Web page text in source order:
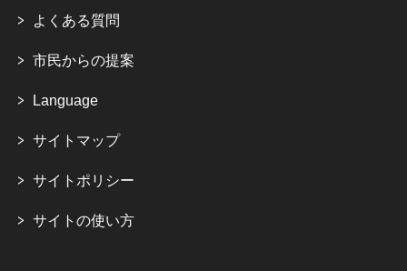
よくある質問
市民からの提案
Language
サイトマップ
サイトポリシー
サイトの使い方